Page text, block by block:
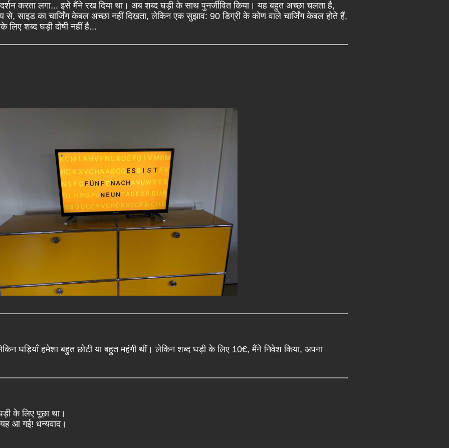
करता लगा... इसे मैंने रख दिया था। अब शब्द घड़ी के साथ पुनर्जीवित किया। यह बहुत अच्छा चलता है,
से, साइड का चार्जिंग केबल अच्छा नहीं दिखता, लेकिन एक सुझाव: 90 डिग्री के कोण वाले चार्जिंग केबल होते हैं,
शब्द घड़ी दोषी नहीं है...
घड़ियाँ हमेशा बहुत छोटी या बहुत महंगी थीं। लेकिन शब्द घड़ी के लिए 10€, मैंने निवेश किया, अपना
के लिए पूछा था।
आ गई! धन्यवाद।